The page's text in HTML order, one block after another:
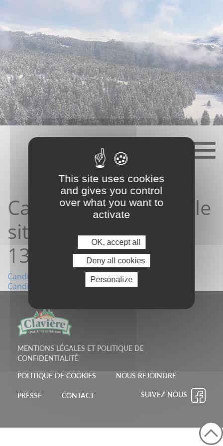
content
Candidature depuis le
site 23/09/2025
13:26:22
Navigation
l’article
Candidature depuis le site 21/09/2025 18:35:23
Candidature depuis le site 01/10/2025 09:05:08
MENTIONS LÉGALES ET POLITIQUE DE
CONFIDENTIALITÉ
POLITIQUE DE COOKIES NOUS REJOINDRE
PRESSE CONTACT SUIVEZ-NOUS
This site uses cookies
and gives you control
over what you want to
activate
OK, accept all
Deny all cookies
Personalize